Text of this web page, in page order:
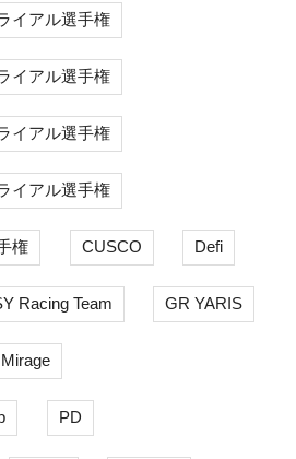
イアル選手権
イアル選手権
イアル選手権
イアル選手権
権 CUSCO Defi
Racing Team GR YARIS
Mirage
PD